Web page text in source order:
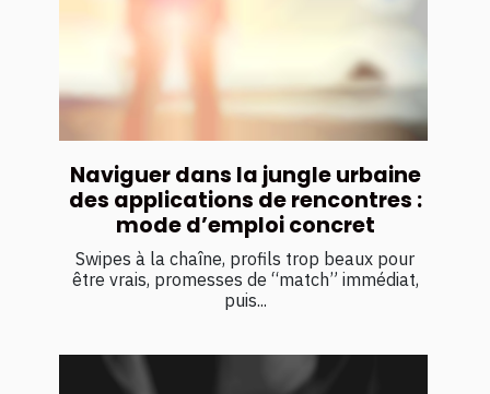
Naviguer dans la jungle urbaine
des applications de rencontres :
mode d’emploi concret
Swipes à la chaîne, profils trop beaux pour
être vrais, promesses de “match” immédiat,
puis...